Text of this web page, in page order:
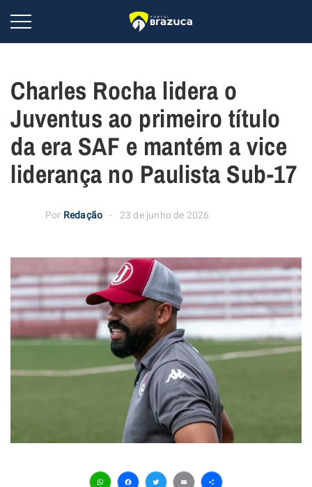
Charles Rocha lidera o
Juventus ao primeiro título
da era SAF e mantém a vice
liderança no Paulista Sub-17
Por Redação 23 de junho de 2026